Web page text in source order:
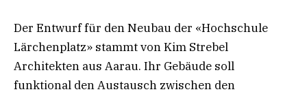
Der Entwurf für den Neubau der «Hochschule
Lärchenplatz» stammt von Kim Strebel
Architekten aus Aarau. Ihr Gebäude soll
funktional den Austausch zwischen den